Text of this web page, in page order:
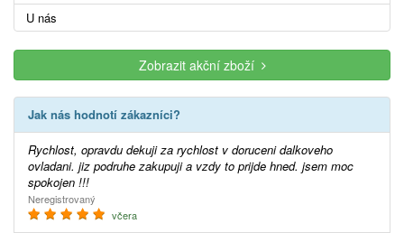
U nás
Zobrazit akční zboží
Jak nás hodnotí zákazníci?
Rychlost, opravdu dekuji za rychlost v doruceni dalkoveho
ovladani. jiz podruhe zakupuji a vzdy to prijde hned. jsem moc
spokojen !!!
Neregistrovaný
včera